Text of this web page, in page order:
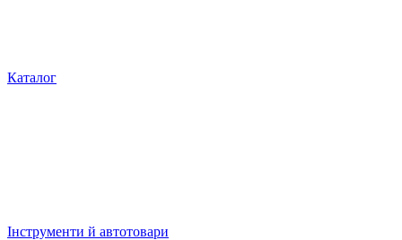
Каталог
Інструменти й автотовари